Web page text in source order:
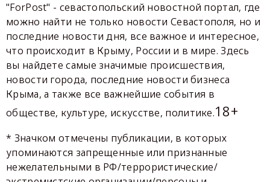
"ForPost" - севастопольский новостной портал, где
можно найти не только новости Севастополя, но и
последние новости дня, все важное и интересное,
что происходит в Крыму, России и в мире. Здесь
вы найдете самые значимые происшествия,
новости города, последние новости бизнеса
Крыма, а также все важнейшие события в
обществе, культуре, искусстве, политике.18+
* Значком отмечены публикации, в которых
упоминаются запрещенные или признанные
нежелательными в РФ/террористические/